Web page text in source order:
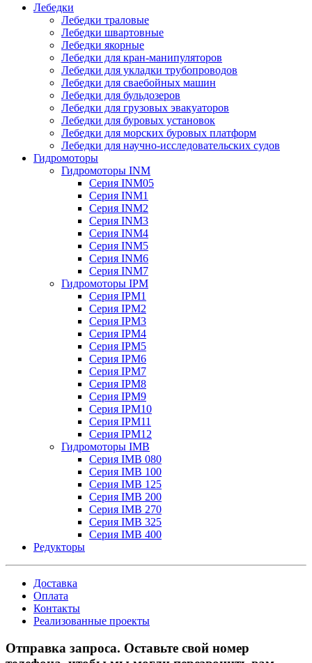
Лебедки
Лебедки траловые
Лебедки швартовные
Лебедки якорные
Лебедки для кран-манипуляторов
Лебедки для укладки трубопроводов
Лебедки для сваебойных машин
Лебедки для бульдозеров
Лебедки для грузовых эвакуаторов
Лебедки для буровых установок
Лебедки для морских буровых платформ
Лебедки для научно-исследовательских судов
Гидромоторы
Гидромоторы INM
Серия INM05
Серия INM1
Серия INM2
Серия INM3
Серия INM4
Серия INM5
Серия INM6
Серия INM7
Гидромоторы IPM
Серия IPM1
Серия IPM2
Серия IPM3
Серия IPM4
Серия IPM5
Серия IPM6
Серия IPM7
Серия IPM8
Серия IPM9
Серия IPM10
Серия IPM11
Серия IPM12
Гидромоторы IMB
Серия IMB 080
Серия IMB 100
Серия IMB 125
Серия IMB 200
Серия IMB 270
Серия IMB 325
Серия IMB 400
Редукторы
Доставка
Оплата
Контакты
Реализованные проекты
Отправка запроса. Оставьте свой номер